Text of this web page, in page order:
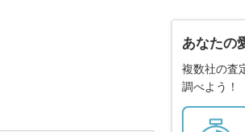
あなたの
複数社の査
調べよう！